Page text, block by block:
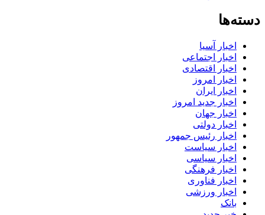
دسته‌ها
اخبار آسیا
اخبار اجتماعی
اخبار اقتصادی
اخبار امروز
اخبار ایران
اخبار جدید امروز
اخبار جهان
اخبار دولتی
اخبار رئیس جمهور
اخبار سیاست
اخبار سیاسی
اخبار فرهنگی
اخبار فناوری
اخبار ورزشی
بانک